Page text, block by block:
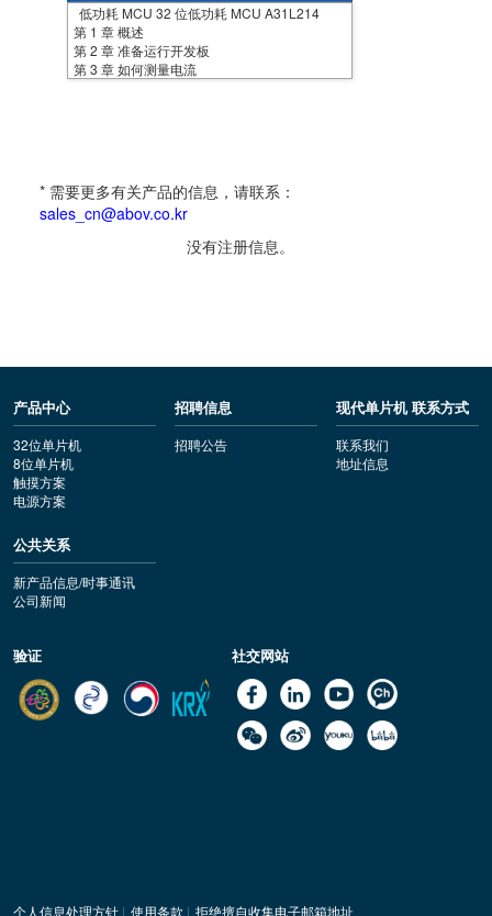
低功耗 MCU 32 位低功耗 MCU A31L214
第 1 章 概述
第 2 章 准备运行开发板
第 3 章 如何测量电流
* 需要更多有关产品的信息，请联系：
sales_cn@abov.co.kr
没有注册信息。
产品中心
32位单片机
8位单片机
触摸方案
电源方案
招聘信息
招聘公告
现代单片机 联系方式
联系我们
地址信息
公共关系
新产品信息/时事通讯
公司新闻
验证 社交网站
个人信息处理方针| 使用条款 | 拒绝擅自收集电子邮箱地址